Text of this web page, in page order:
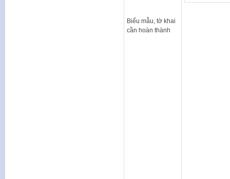
Biểu mẫu, tờ khai
cần hoàn thành